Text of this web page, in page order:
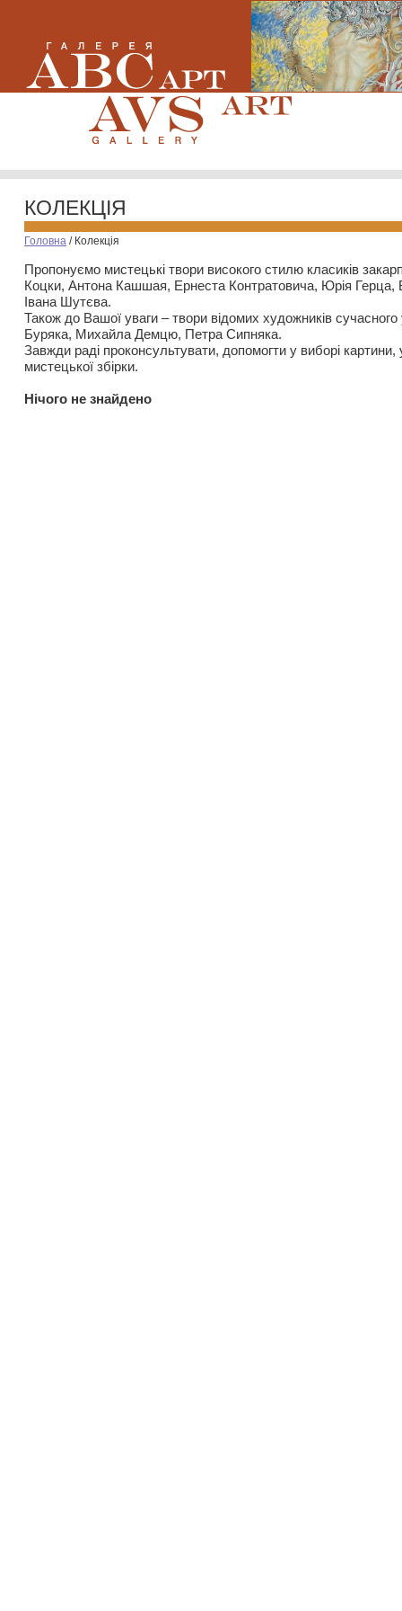
КОЛЕКЦІЯ
Головна / Колекція
Пропонуємо мистецькі твори високого стилю класиків
Коцки, Антона Кашшая, Ернеста Контратовича, Юрія
Івана Шутєва.
Також до Вашої уваги – твори відомих художників
Буряка, Михайла Демцю, Петра Сипняка.
Завжди раді проконсультувати, допомогти у виборі картини,
мистецької збірки.
Нiчого не знайдено